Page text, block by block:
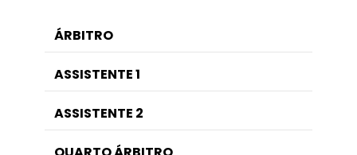
ÁRBITRO
ASSISTENTE 1
ASSISTENTE 2